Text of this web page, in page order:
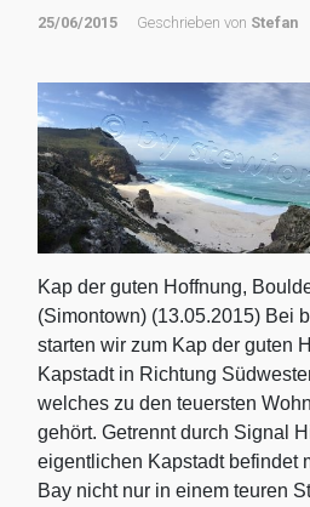
25/06/2015 Geschrieben von Stefan
Kap der guten Hoffnung,
(Simontown) (13.05.2015) Bei
starten wir zum Kap der guten
Kapstadt in Richtung
welches zu den teuersten
gehört. Getrennt durch Signal
eigentlichen Kapstadt befindet
Bay nicht nur in einem teuren